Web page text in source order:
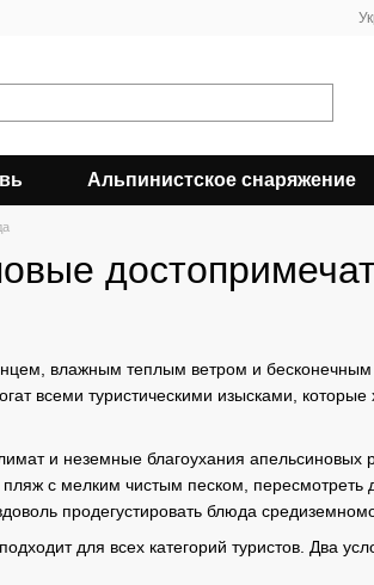
Альпинистское снаряжение
влажным теплым ветром и бесконечным
всеми туристическими изысками,
и неземные благоухания апельсиновых
с мелким чистым песком, пересмотреть
продегустировать блюда
для всех категорий туристов. Два